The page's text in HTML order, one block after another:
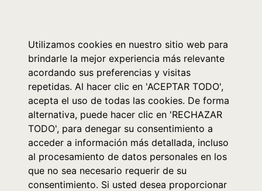
Utilizamos cookies en nuestro sitio web para
brindarle la mejor experiencia más relevante
acordando sus preferencias y visitas
repetidas. Al hacer clic en 'ACEPTAR TODO',
acepta el uso de todas las cookies. De forma
alternativa, puede hacer clic en 'RECHAZAR
TODO', para denegar su consentimiento a
acceder a información más detallada, incluso
al procesamiento de datos personales en los
que no sea necesario requerir de su
consentimiento. Si usted desea proporcionar